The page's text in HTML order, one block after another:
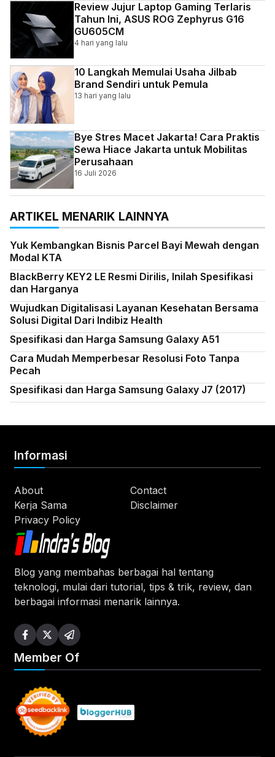
Review Jujur Laptop Gaming Terlaris
Tahun Ini, ASUS ROG Zephyrus G16
GU605CM
4 hari yang lalu
10 Langkah Memulai Usaha Jilbab
Brand Sendiri untuk Pemula
13 hari yang lalu
Bye Stres Macet Jakarta! Cara Praktis
Sewa Hiace Jakarta untuk Mobilitas
Perusahaan
16 Juli 2026
ARTIKEL MENARIK LAINNYA
Yuk Kembangkan Bisnis Parcel Bayi Mewah dengan
Modal KTA
BlackBerry KEY2 LE Resmi Dirilis, Inilah Spesifikasi
dan Harganya
Wujudkan Digitalisasi Layanan Kesehatan Bersama
Solusi Digital Dari Indibiz Health
Spesifikasi dan Harga Samsung Galaxy A51
Cara Mudah Memperbesar Resolusi Foto Tanpa
Pecah
Spesifikasi dan Harga Samsung Galaxy J7 (2017)
Blog yang membahas berbagai hal tentang
teknologi, mulai dari tutorial, tips & trik, review, dan
berbagai informasi menarik lainnya.
Informasi
About
Contact
Kerja Sama
Disclaimer
Privacy Policy
Member Of